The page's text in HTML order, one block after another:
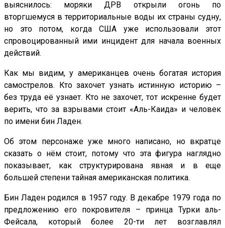
выяснилось: моряки ДРВ открыли огонь по
вторгшемуся в территориальные воды их страны судну,
но это потом, когда США уже использовали этот
спровоцированный ими инцидент для начала военных
действий.
Как мы видим, у американцев очень богатая история
самострелов. Кто захочет узнать истинную историю –
без труда её узнает. Кто не захочет, тот искренне будет
верить, что за взрывами стоит «Аль-Каида» и человек
по имени бин Ладен.
Об этом персонаже уже много написано, но вкратце
сказать о нём стоит, потому что эта фигура наглядно
показывает, как структурирована явная и в еще
большей степени тайная американская политика.
Бин Ладен родился в 1957 году. В декабре 1979 года по
предложению его покровителя – принца Турки аль-
Фейсала, который более 20-ти лет возглавлял